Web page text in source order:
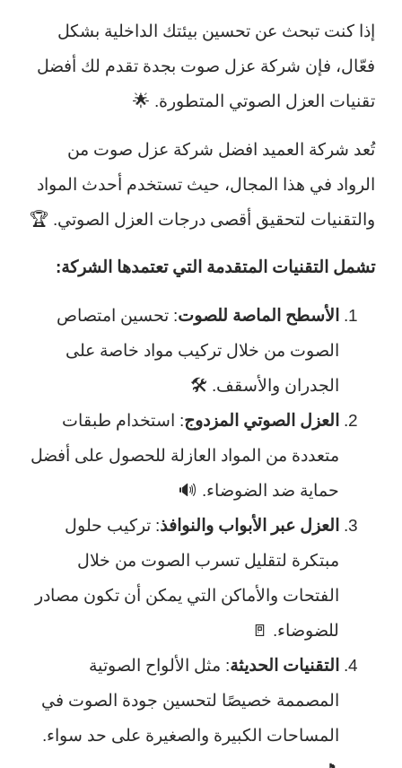
إذا كنت تبحث عن تحسين بيئتك الداخلية بشكل
فعّال، فإن شركة عزل صوت بجدة تقدم لك أفضل
تقنيات العزل الصوتي المتطورة. 🌟
تُعد شركة العميد افضل شركة عزل صوت من
الرواد في هذا المجال، حيث تستخدم أحدث المواد
والتقنيات لتحقيق أقصى درجات العزل الصوتي. 🏆
تشمل التقنيات المتقدمة التي تعتمدها الشركة:
الأسطح الماصة للصوت: تحسين امتصاص
الصوت من خلال تركيب مواد خاصة على
الجدران والأسقف. 🛠️
العزل الصوتي المزدوج: استخدام طبقات
متعددة من المواد العازلة للحصول على أفضل
حماية ضد الضوضاء. 🔊
العزل عبر الأبواب والنوافذ: تركيب حلول
مبتكرة لتقليل تسرب الصوت من خلال
الفتحات والأماكن التي يمكن أن تكون مصادر
للضوضاء. 🚪
التقنيات الحديثة: مثل الألواح الصوتية
المصممة خصيصًا لتحسين جودة الصوت في
المساحات الكبيرة والصغيرة على حد سواء.